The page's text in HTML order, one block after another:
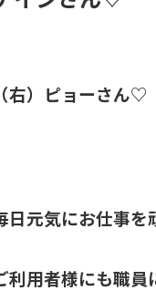
右）ピョーさん♡
日元気にお仕事を
利用者様にも職員